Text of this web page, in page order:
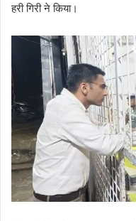
हरी गिरी ने किया।